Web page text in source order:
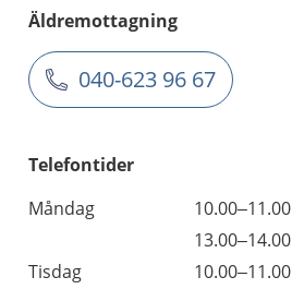
Äldremottagning
040-623 96 67
Telefontider
Måndag
10.00–11.00
13.00–14.00
Tisdag
10.00–11.00